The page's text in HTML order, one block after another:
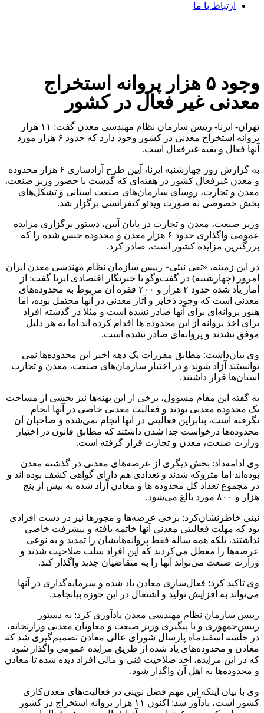
ارتباط با ما
وجود ۵ هزار پروانه استخراج
معدنی غیر فعال در کشور
تهران- ایرنا- رییس سازمان نظام مهندسی معدن گفت: ۱۱ هزار
پروانه استخراج معدنی در کشور وجود دارد که حدود ۶ هزار مورد
آنها فعال و بقیه غیرفعال است.
به گزارش روز چهارشنبه ایرنا، آیین طرح آزادسازی ۶ هزار محدوده
و معدن غیرفعال کشور در هفته‌ای که گذشت با حضور وزیر صنعت،
معدن و تجارت، روسای سازمان‌های صنعت استانی و تشکل‌های
بخش خصوصی به صورت ویدئو کنفرانسی برگزار شد.
وزیر صنعت، معدن و تجارت در پایان آیین، دستور برگزاری مزایده
عمومی واگذاری حدود ۶ هزار معدن و محدوده حبس شده را که
بزرگترین مزایده کشور است، صادر کرد.
در این زمینه، «تقی نبئی» رییس سازمان نظام مهندسی معدن ایران
امروز (چهارشنبه) در گفت‌وگو با خبرنگار اقتصادی ایرنا گفت: از
آمار یاد شده حدود ۲ هزار و ۲۰۰ فقره آن مربوط به محدوده‌های
معدنی است که وجود ذخایر و آثار معدنی در آنها محتمل بوده، اما
هنوز پروانه‌ای برای آنها صادر نشده است و مثلا در گذشته افراد
برای اخذ پروانه از این محدوده ها اقدام کرده اند اما به هر دلیل
موفق نشدند و پروانه‌ای صادر نشده است.
وی بیان‌داشت: مطابق مقررات یک دهه اخیر این محدوده‌ها نمی
توانستند آزاد شوند و در اختیار سازمان‌های صنعت، معدن و تجارت
استان‌ها قرار داشتند.
به گفته این مقام مسوول، برخی از این پهنه‌ها نیز بخشی از مساحت
یک محدوده معدنی بودند و فعالیت معدنی خاصی در آنها انجام
نگرفته است، بنابراین فعالیتی در آنها انجام نمی‌شده و صاحبان آن
محدوده‌ها درخواست جدا شدن داشتند که مطابق قانون در اختیار
وزارت صنعت، معدن و تجارت قرار گرفته است.
وی ادامه‌داد: ‌بخش دیگری از عرصه‌های معدنی در گذشته معدن
بوده‌اند اما متروکه شدند و تعدادی هم دارای گواهی کشف بوده اند و
در مجموع تعداد کل محدوده ها و معادن آزاد شده به بیش از پنج
هزار و ۸۰۰ مورد بالغ می‌شود.
نبئی خاطرنشان‌کرد: ‌برخی عرصه‌ها و مجوزها نیز در دست افرادی
بود که مهلت فعالیتی معدنی آنها خاتمه یافته و پیشرفت خاصی
نداشتند، بلکه همه ساله فقط پروانه‌هایشان را تمدید و به نوعی
عرصه‌ها را معطل می‌کردند که این افراد سلب صلاحیت شدند و
وزارت صنعت می‌تواند آنها را به متقاضیان جدید واگذار کند.
وی تاکید کرد: فعال‌سازی معادن یاد شده و سرمایه‌گذاری در آنها
می‌تواند به افزایش تولید و اشتغال در این حوزه بیانجامد.
رییس سازمان نظام مهندسی معدن یادآوری کرد: به دستور
رییس‌جمهوری و با پیگیری وزیر صنعت و معاونان معدنی وزارتخانه،
در جلسه اسفندماه پارسال شورای عالی معادن تصمیم‌گیری شد که
معادن و محدوده‌های یاد شده از طریق مزایده عمومی واگذار شود
که در این مزایده، اخذ صلاحیت فنی و مالی افراد دیده شده تا معادن
و محدوده‌ها به اهل آن واگذار شود.
وی با بیان اینکه ‌این مهم فصل نوینی در فعالیت‌های معدن‌کاری
کشور است، یادآور شد: اکنون ۱۱ هزار پروانه استخراج در کشور